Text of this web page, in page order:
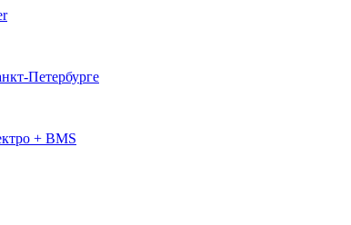
Петербурге
+ BMS